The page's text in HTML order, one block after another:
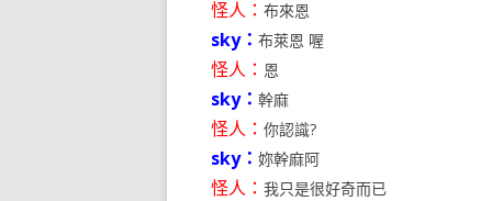
怪人： 布來恩
sky： 布萊恩 喔
怪人： 恩
sky： 幹麻
怪人： 你認識?
sky： 妳幹麻阿
怪人： 我只是很好奇而已